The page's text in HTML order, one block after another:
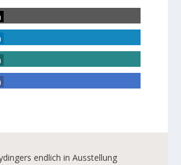
endlich in Ausstellung